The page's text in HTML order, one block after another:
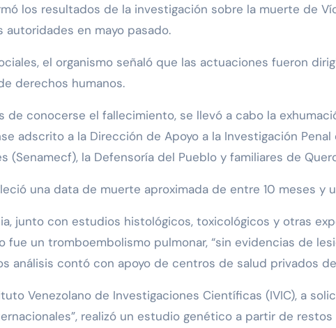
los resultados de la investigación sobre la muerte de
en mayo pasado.
el organismo señaló que las actuaciones fueron
derechos humanos.
de conocerse el fallecimiento, se llevó a cabo la
adscrito a la Dirección de Apoyo a la Investigación
(Senamecf), la Defensoría del Pueblo y familiares de
una data de muerte aproximada de entre 10 meses y
junto con estudios histológicos, toxicológicos y otras
un tromboembolismo pulmonar, “sin evidencias de
análisis contó con apoyo de centros de salud privados
Venezolano de Investigaciones Científicas (IVIC), a
realizó un estudio genético a partir de